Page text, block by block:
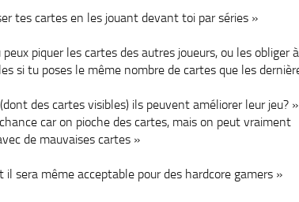
tes cartes en les jouant devant toi par séries »
piquer les cartes des autres joueurs, ou les obliger
si tu poses le même nombre de cartes que les
des cartes visibles) ils peuvent améliorer leur jeu? »
car on pioche des cartes, mais on peut vraiment
de mauvaises cartes »
sera même acceptable pour des hardcore gamers »